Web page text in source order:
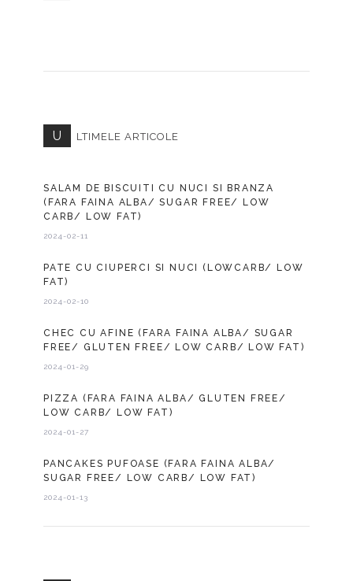
U LTIMELE ARTICOLE
SALAM DE BISCUITI CU NUCI SI BRANZA
(FARA FAINA ALBA/ SUGAR FREE/ LOW
CARB/ LOW FAT)
2024-02-11
PATE CU CIUPERCI SI NUCI (LOWCARB/ LOW
FAT)
2024-02-10
CHEC CU AFINE (FARA FAINA ALBA/ SUGAR
FREE/ GLUTEN FREE/ LOW CARB/ LOW FAT)
2024-01-29
PIZZA (FARA FAINA ALBA/ GLUTEN FREE/
LOW CARB/ LOW FAT)
2024-01-27
PANCAKES PUFOASE (FARA FAINA ALBA/
SUGAR FREE/ LOW CARB/ LOW FAT)
2024-01-13